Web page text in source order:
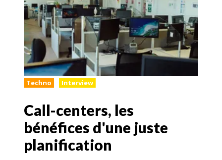
Techno Interview
Call-centers, les
bénéfices d'une juste
planification